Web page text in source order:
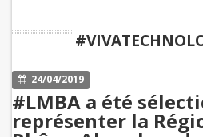
#LMBA
24/04/2019
#LMBA a été
représenter la